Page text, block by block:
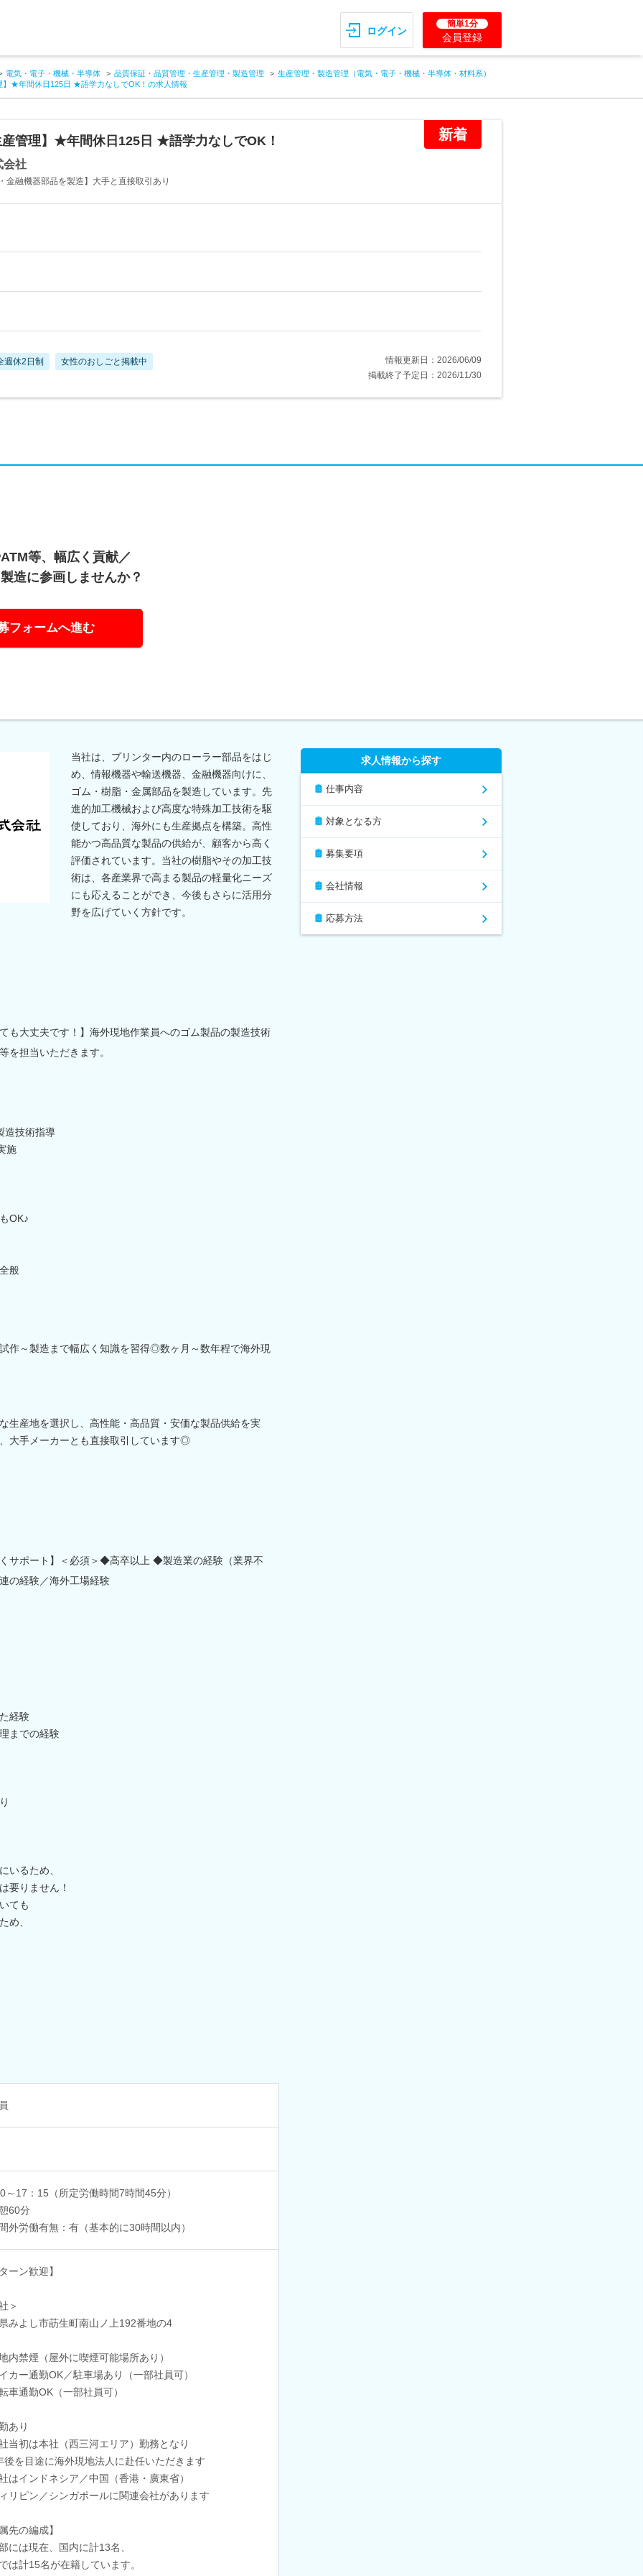
ログイン
簡単1分
会員登録
電気・電子・機械・半導体 品質保証・品質管理・生産管理・製造管理
生産管理・製造管理（電気・電子・機械・半導体・材料系）
】★年間休日125日 ★語学力なしでOK！の求人情報
新着
管理】★年間休日125日 ★語学力なしでOK！
会社
金融機器部品を製造】大手と直接取引あり
週休2日制 女性のおしごと掲載中
情報更新日：2026/06/09
掲載終了予定日：2026/11/30
等、幅広く貢献／
造に参画しませんか？
フォームへ進む
当社は、プリンター内のローラー部品をはじ
め、情報機器や輸送機器、金融機器向けに、
ゴム・樹脂・金属部品を製造しています。先
進的加工機械および高度な特殊加工技術を駆
使しており、海外にも生産拠点を構築。高性
能かつ高品質な製品の供給が、顧客から高く
評価されています。当社の樹脂やその加工技
術は、各産業界で高まる製品の軽量化ニーズ
にも応えることができ、今後もさらに活用分
野を広げていく方針です。
も大丈夫です！】海外現地作業員へのゴム製品の製造技術
を担当いただきます。
造技術指導
施
OK♪
般
作～製造まで幅広く知識を習得◎数ヶ月～数年程で海外現
生産地を選択し、高性能・高品質・安価な製品供給を実
大手メーカーとも直接取引しています◎
サポート】＜必須＞◆高卒以上 ◆製造業の経験（業界不
の経験／海外工場経験
経験
までの経験
いるため、
要りません！
ても
め、
～17：15（所定労働時間7時間45分）
60分
外労働有無：有（基本的に30時間以内）
ーン歓迎】
＞
みよし市莇生町南山ノ上192番地の4
内禁煙（屋外に喫煙可能場所あり）
カー通勤OK／駐車場あり（一部社員可）
車通勤OK（一部社員可）
あり
当初は本社（西三河エリア）勤務となり
を目途に海外現地法人に赴任いただきます
はインドネシア／中国（香港・廣東省）
ピン／シンガポールに関連会社があります
先の編成】
には現在、国内に計13名、
は計15名が在籍しています。
求人情報から探す
仕事内容
対象となる方
募集要項
会社情報
応募方法